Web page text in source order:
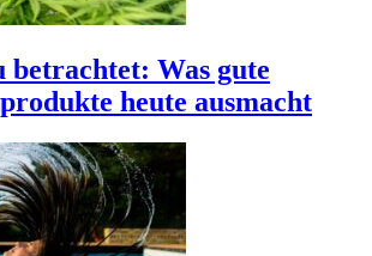
betrachtet: Was gute
heute ausmacht